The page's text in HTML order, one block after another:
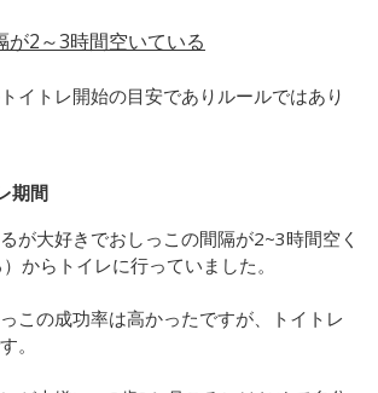
が2～3時間空いている
イトレ開始の目安でありルールではあり
期間
が大好きでおしっこの間隔が2~3時間空く
からトイレに行っていました。
この成功率は高かったですが、トイトレ
。